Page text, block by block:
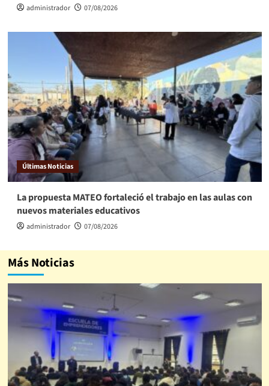
administrador 07/08/2026
Últimas Noticias
La propuesta MATEO fortaleció el trabajo en las aulas con
nuevos materiales educativos
administrador 07/08/2026
Más Noticias